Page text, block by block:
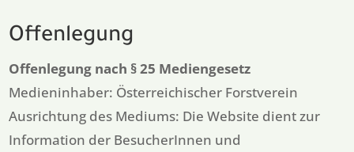
Offenlegung
Offenlegung nach § 25 Mediengesetz
Medieninhaber: Österreichischer Forstverein
Ausrichtung des Mediums: Die Website dient zur
Information der BesucherInnen und